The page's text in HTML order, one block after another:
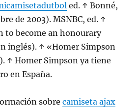
ed. ↑ Bonné,
de 2003). MSNBC, ed. ↑
to become an honourary
inglés). ↑ «Homer Simpson
↑ Homer Simpson ya tiene
en España.
sobrecamiseta ajax